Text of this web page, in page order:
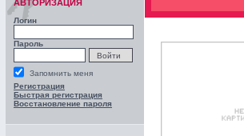
АВТОРИЗАЦИЯ
Логин
Пароль
Запомнить меня
Регистрация
Быстрая регистрация
Восстановление пароля